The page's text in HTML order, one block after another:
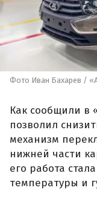
Фото Иван Бахарев /
Как сообщили в
позволил
механизм
нижней части
его работа
температуры и